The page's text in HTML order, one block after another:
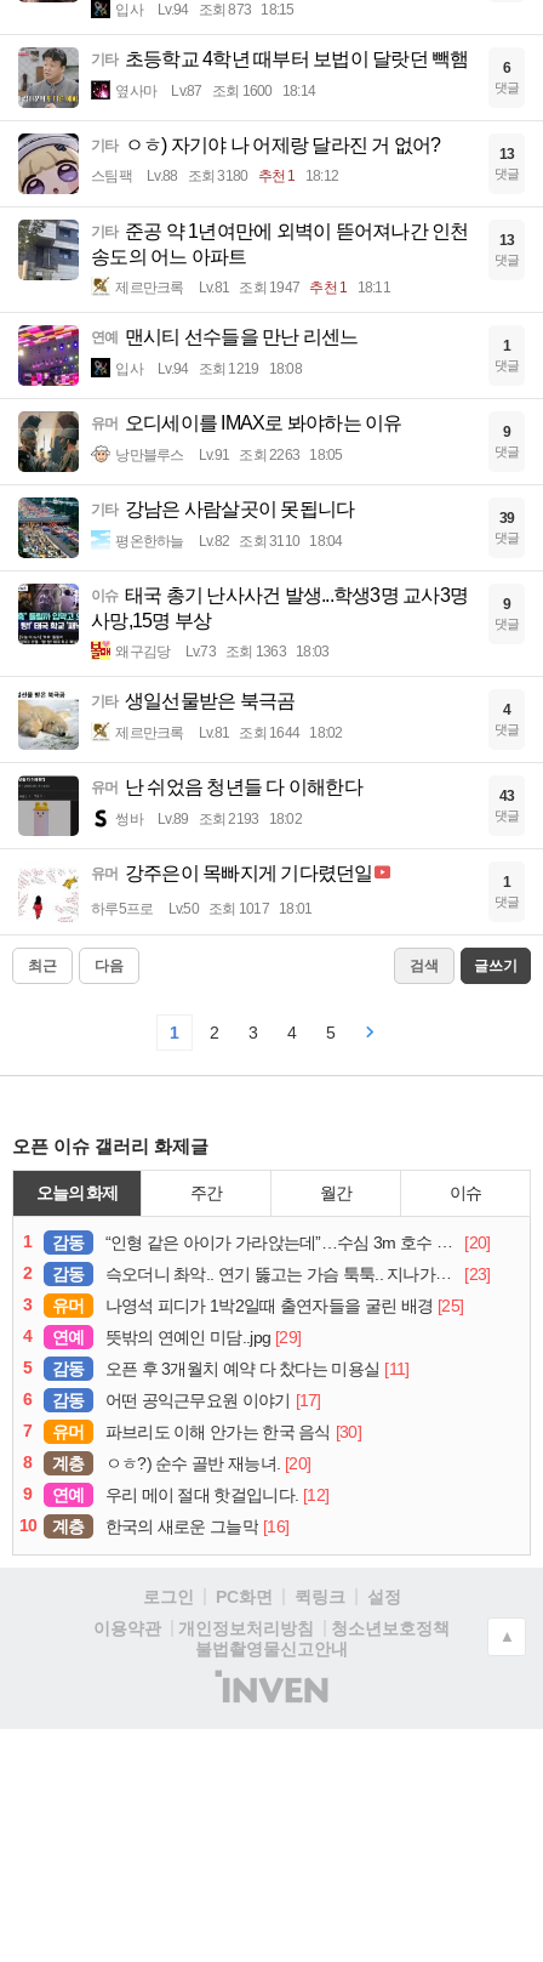
입사 Lv.94 조회 873 18:15
기타 초등학교 4학년 때부터 보법이 달랏던 빽햄
옆사마 Lv.87 조회 1600 18:14
6
댓글
기타 ㅇㅎ) 자기야 나 어제랑 달라진 거 없어?
스팀팩 Lv.88 조회 3180 추천 1 18:12
13
댓글
기타 준공 약 1년여만에 외벽이 뜯어져나간 인천
송도의 어느 아파트
제르만크록 Lv.81 조회 1947 추천 1 18:11
13
댓글
연예 맨시티 선수들을 만난 리센느
입사 Lv.94 조회 1219 18:08
1
댓글
유머 오디세이를 IMAX로 봐야하는 이유
낭만블루스 Lv.91 조회 2263 18:05
9
댓글
기타 강남은 사람살곳이 못됩니다
평온한하늘 Lv.82 조회 3110 18:04
39
댓글
이슈 태국 총기 난사사건 발생...학생3명 교사3명
사망,15명 부상
왜구김당 Lv.73 조회 1363 18:03
9
댓글
기타 생일선물받은 북극곰
제르만크록 Lv.81 조회 1644 18:02
4
댓글
유머 난 쉬었음 청년들 다 이해한다
썽바 Lv.89 조회 2193 18:02
43
댓글
유머 강주은이 목빠지게 기다렸던일
하루5프로 Lv.50 조회 1017 18:01
1
댓글
최근 다음 검색 글쓰기
1 2 3 4 5
오픈 이슈 갤러리 화제글
오늘의 화제 주간 월간 이슈
1 감동 “인형 같은 아이가 가라앉는데”…수심 3m 호수 뛰어든 60대 의인
[20]
2
감동 슥오더니 촤악.. 연기 뚫고는 가슴 툭툭.. 지나가던 아재의 정체
[23]
3
유머 나영석 피디가 1박2일때 출연자들을 굴린 배경 [25]
4
연예 뜻밖의 연예인 미담..jpg [29]
5
감동 오픈 후 3개월치 예약 다 찼다는 미용실 [11]
6
감동 어떤 공익근무요원 이야기 [17]
7
유머 파브리도 이해 안가는 한국 음식 [30]
8
계층 ㅇㅎ?) 순수 골반 재능녀. [20]
9
연예 우리 메이 절대 핫걸입니다. [12]
10
계층 한국의 새로운 그늘막 [16]
로그인 PC화면 퀵링크
설정
이용약관
개인정보처리방침
청소년보호정책
불법촬영물신고안내
(주)
인
▲